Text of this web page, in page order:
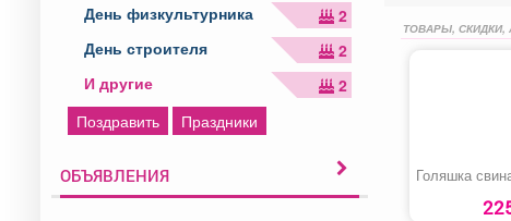
День физкультурника
2
День строителя
2
И другие
2
Поздравить
Праздники
ОБЪЯВЛЕНИЯ
ТОВАРЫ, СКИДКИ,
Голяшка